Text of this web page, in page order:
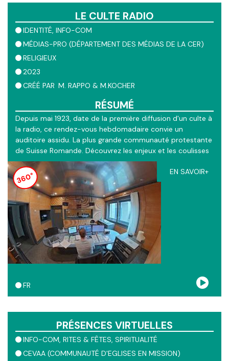
LE CULTE RADIO
IDENTITÉ INFO-COM
MÉDIAS-PRO (DÉPARTEMENT DES MÉDIAS DE LA CER)
RELIGIEUX
2023
CRÉÉ PAR M. RAPPO & M.KOCHER
RÉSUMÉ
Depuis mai 1923, date de la première diffusion d'un culte à
la radio, ce rendez-vous hebdomadaire convie un
auditoire assidu. La plus grande communauté protestante
de Suisse Romande. Découvrez les enjeux et les coulisses
de l'un des plus ancien rendez-vous radiophonique
européen.
EN SAVOIR+
360°
FR
PRÉSENCES VIRTUELLES
INFO-COM RITES & FÊTES SPIRITUALITÉ
CEVAA (COMMUNAUTÉ D'EGLISES EN MISSION)